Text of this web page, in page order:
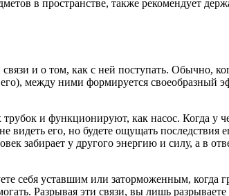
в пространстве, также рекомендует
и о том, как с ней поступать. Обычно,
между ними формируется своеобразный
и функционируют, как насос. Когда у
его, но будете ощущать
забирает у другого энергию и силу, а в
себя уставшим или заторможенным,
Разрывая эти связи, вы лишь